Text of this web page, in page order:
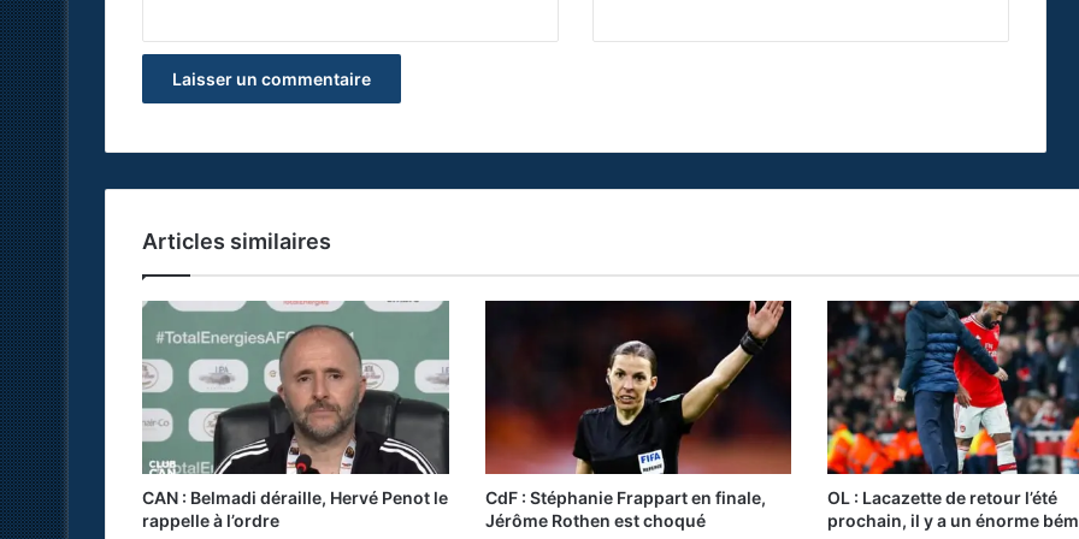
Articles similaires
CAN : Belmadi déraille, Hervé Penot le
rappelle à l’ordre
CdF : Stéphanie Frappart en finale,
Jérôme Rothen est choqué
OL : Lacazette de retour l’été
prochain, il y a un énorme